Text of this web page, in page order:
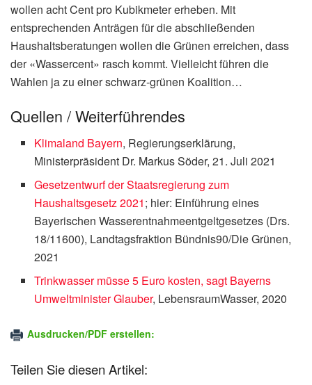
wollen acht Cent pro Kubikmeter erheben. Mit
entsprechenden Anträgen für die abschließenden
Haushaltsberatungen wollen die Grünen erreichen, dass
der «Wassercent» rasch kommt. Vielleicht führen die
Wahlen ja zu einer schwarz-grünen Koalition…
Quellen / Weiterführendes
Klimaland Bayern, Regierungserklärung,
Ministerpräsident Dr. Markus Söder, 21. Juli 2021
Gesetzentwurf der Staatsregierung zum
Haushaltsgesetz 2021; hier: Einführung eines
Bayerischen Wasserentnahmeentgeltgesetzes (Drs.
18/11600), Landtagsfraktion Bündnis90/Die Grünen,
2021
Trinkwasser müsse 5 Euro kosten, sagt Bayerns
Umweltminister Glauber, LebensraumWasser, 2020
Ausdrucken/PDF erstellen:
Teilen Sie diesen Artikel: